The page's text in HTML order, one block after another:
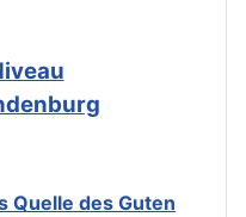
Quelle des Guten